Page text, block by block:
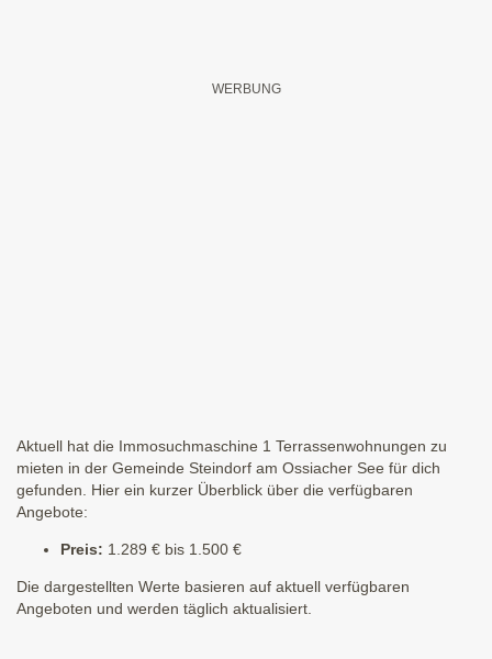
Aktuell hat die Immosuchmaschine 1 Terrassenwohnungen zu
mieten in der Gemeinde Steindorf am Ossiacher See für dich
gefunden. Hier ein kurzer Überblick über die verfügbaren
Angebote:
Preis: 1.289 € bis 1.500 €
Die dargestellten Werte basieren auf aktuell verfügbaren
Angeboten und werden täglich aktualisiert.